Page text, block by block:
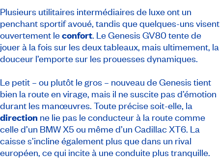
Plusieurs utilitaires intermédiaires de luxe ont un
penchant sportif avoué, tandis que quelques-uns visent
ouvertement leconfort. Le Genesis GV80 tente de
jouer à la fois sur les deux tableaux, mais ultimement, la
douceur l’emporte sur les prouesses dynamiques.
Le petit – ou plutôt le gros – nouveau de Genesis tient
bien la route en virage, mais il ne suscite pas d’émotion
durant les manœuvres. Toute précise soit-elle, la
direction ne lie pas le conducteur à la route comme
celle d’un BMW X5 ou même d’un Cadillac XT6. La
caisse s’incline également plus que dans un rival
européen, ce qui incite à une conduite plus tranquille.